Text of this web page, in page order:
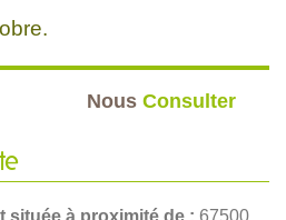
Nous Consulter
située à proximité de : 67500